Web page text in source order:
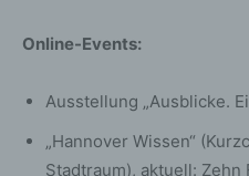
Online-Events:
Ausstellung „Ausblicke.
„Hannover Wissen“
Stadtraum), aktuell: